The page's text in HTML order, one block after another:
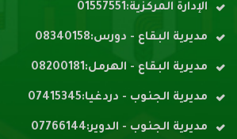
الإدارة المركزية:01557551
مديرية البقاع - دورس:08340158
مديرية البقاع - الهرمل:08200181
مديرية الجنوب - دردغيا:07415345
مديرية الجنوب - الدوير:07766144